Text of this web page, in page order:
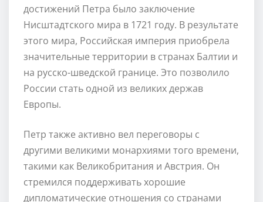
достижений Петра было заключение
Нисштадтского мира в 1721 году. В результате
этого мира, Российская империя приобрела
значительные территории в странах Балтии и
на русско-шведской границе. Это позволило
России стать одной из великих держав
Европы.
Петр также активно вел переговоры с
другими великими монархиями того времени,
такими как Великобритания и Австрия. Он
стремился поддерживать хорошие
дипломатические отношения со странами